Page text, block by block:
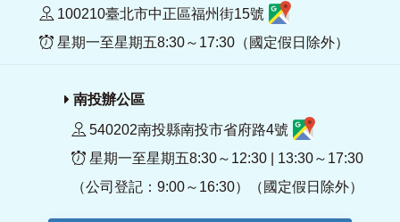
100210臺北市中正區福州街15號
星期一至星期五8:30～17:30（國定假日除外）
南投辦公區
540202南投縣南投市省府路4號
星期一至星期五8:30～12:30 | 13:30～17:30
（公司登記：9:00～16:30）（國定假日除外）